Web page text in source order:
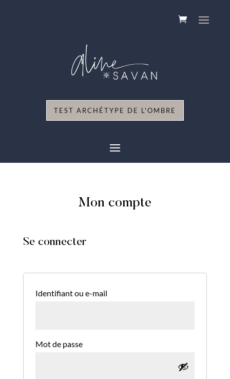
TEST ARCHÉTYPE DE L'OMBRE
Mon compte
Se connecter
Identifiant ou e-mail
Mot de passe